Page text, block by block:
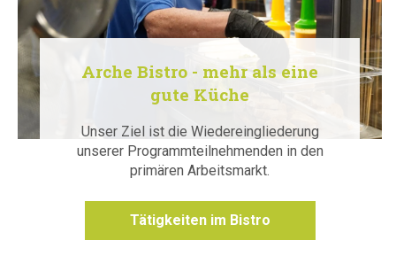
Arche Bistro - mehr als eine
gute Küche
Unser Ziel ist die Wiedereingliederung
unserer Programmteilnehmenden in den
primären Arbeitsmarkt.
Tätigkeiten im Bistro